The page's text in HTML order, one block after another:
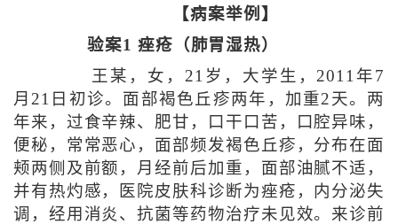
【病案举例】
验案1 痤疮（肺胃湿热）
王某，女，21岁，大学生，2011年7
月21日初诊。面部褐色丘疹两年，加重2天。两
年来，过食辛辣、肥甘，口干口苦，口腔异味，
便秘，常常恶心，面部频发褐色丘疹，分布在面
颊两侧及前额，月经前后加重，面部油腻不适，
并有热灼感，医院皮肤科诊断为痤疮，内分泌失
调，经用消炎、抗菌等药物治疗未见效。来诊前